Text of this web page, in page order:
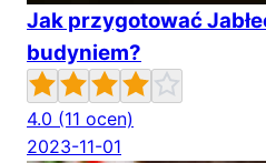
Jak przygotować
budyniem?
4.0 (11 ocen)
2023-11-01